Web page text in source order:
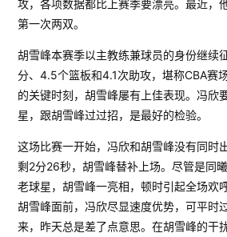
攻，各项数据都比上赛季要漂亮。最近，
第一次两双。
胡雪峰本赛季以主教练兼球员的身份继续
分、4.5个篮板和4.1次助攻，堪称CBA赛
的关键时刻，胡雪峰屡有上佳表现。冯欣
星，跟胡雪峰过过招，是最好的检验。
这场比赛一开始，冯欣和胡雪峰没有同时
剩2分26秒，胡雪峰替补上场。尽管是同
老球星，胡雪峰一亮相，顿时引起全场欢
胡雪峰面前，冯欣尽显速度优势，可平时
来，昨天总是差了点意思。在胡雪峰的干